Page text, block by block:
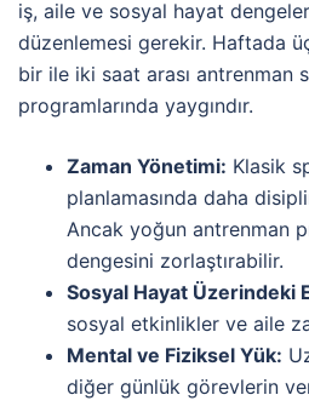
iş, aile ve sosyal hayat
düzenlemesi gerekir. Haftada
bir ile iki saat arası antrenman
programlarında yaygındır.
Zaman Yönetimi: Klasik
planlamasında daha
Ancak yoğun antrenman
dengesini zorlaştırabilir.
Sosyal Hayat Üzerindeki
sosyal etkinlikler ve aile
Mental ve Fiziksel Yük:
diğer günlük görevlerin